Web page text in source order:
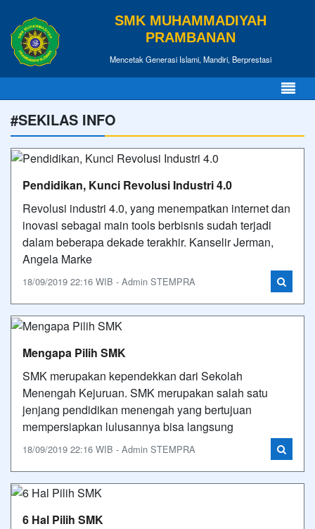
SMK MUHAMMADIYAH
PRAMBANAN
Mencetak Generasi Islami, Mandiri, Berprestasi
#SEKILAS INFO
Pendidikan, Kunci Revolusi Industri 4.0
Revolusi industri 4.0, yang menempatkan internet dan
inovasi sebagai main tools berbisnis sudah terjadi
dalam beberapa dekade terakhir. Kanselir Jerman,
Angela Marke
18/09/2019 22:16 WIB - Admin STEMPRA
Mengapa Pilih SMK
SMK merupakan kependekkan dari Sekolah
Menengah Kejuruan. SMK merupakan salah satu
jenjang pendidikan menengah yang bertujuan
mempersiapkan lulusannya bisa langsung
18/09/2019 22:16 WIB - Admin STEMPRA
6 Hal Pilih SMK